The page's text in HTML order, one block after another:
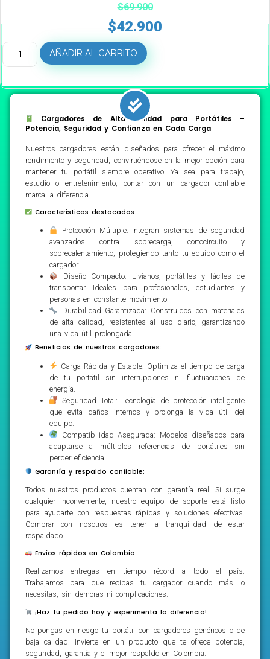
$69.900
$42.900
AÑADIR AL CARRITO
Cargadores de Alta Calidad para Portátiles –
Potencia, Seguridad y Confianza en Cada Carga
Nuestros cargadores están diseñados para ofrecer el máximo
rendimiento y seguridad, convirtiéndose en la mejor opción para
mantener tu portátil siempre operativo. Ya sea para trabajo,
estudio o entretenimiento, contar con un cargador confiable
marca la diferencia.
Características destacadas:
Protección Múltiple: Integran sistemas de seguridad
avanzados contra sobrecarga, cortocircuito y
sobrecalentamiento, protegiendo tanto tu equipo como el
cargador.
Diseño Compacto: Livianos, portátiles y fáciles de
transportar. Ideales para profesionales, estudiantes y
personas en constante movimiento.
Durabilidad Garantizada: Construidos con materiales
de alta calidad, resistentes al uso diario, garantizando
una vida útil prolongada.
Beneficios de nuestros cargadores:
Carga Rápida y Estable: Optimiza el tiempo de carga
de tu portátil sin interrupciones ni fluctuaciones de
energía.
Seguridad Total: Tecnología de protección inteligente
que evita daños internos y prolonga la vida útil del
equipo.
Compatibilidad Asegurada: Modelos diseñados para
adaptarse a múltiples referencias de portátiles sin
perder eficiencia.
Garantía y respaldo confiable:
Todos nuestros productos cuentan con garantía real. Si surge
cualquier inconveniente, nuestro equipo de soporte está listo
para ayudarte con respuestas rápidas y soluciones efectivas.
Comprar con nosotros es tener la tranquilidad de estar
respaldado.
Envíos rápidos en Colombia
Realizamos entregas en tiempo récord a todo el país.
Trabajamos para que recibas tu cargador cuando más lo
necesitas, sin demoras ni complicaciones.
¡Haz tu pedido hoy y experimenta la diferencia!
No pongas en riesgo tu portátil con cargadores genéricos o de
baja calidad. Invierte en un producto que te ofrece potencia,
seguridad, garantía y el mejor respaldo en Colombia.